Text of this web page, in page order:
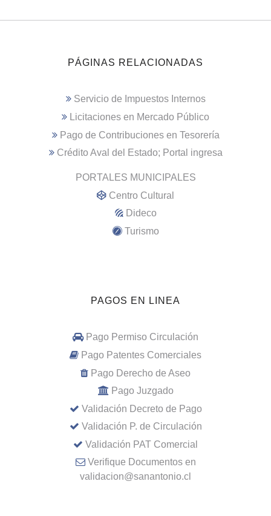
PÁGINAS RELACIONADAS
Servicio de Impuestos Internos
Licitaciones en Mercado Público
Pago de Contribuciones en Tesorería
Crédito Aval del Estado; Portal ingresa
PORTALES MUNICIPALES
Centro Cultural
Dideco
Turismo
PAGOS EN LINEA
Pago Permiso Circulación
Pago Patentes Comerciales
Pago Derecho de Aseo
Pago Juzgado
Validación Decreto de Pago
Validación P. de Circulación
Validación PAT Comercial
Verifique Documentos en
validacion@sanantonio.cl